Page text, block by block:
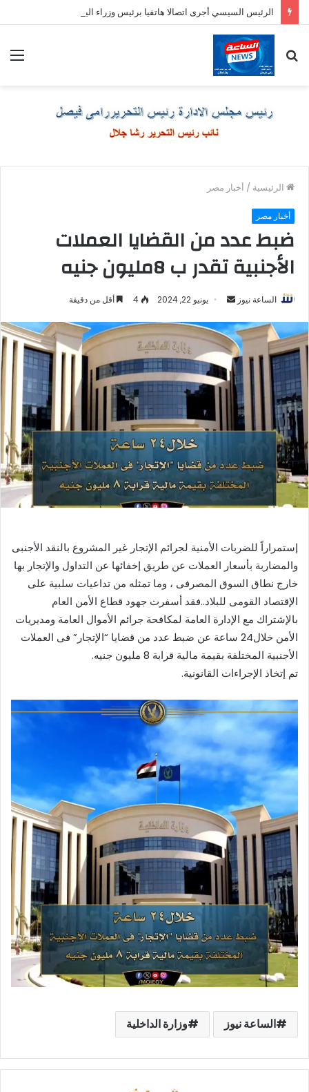
الرئيس السيسي أجرى اتصالا هاتفيا برئيس وزراء اليونان
عن
الرئيسية / أخبار مصر
أخبار مصر
ضبط عدد من القضايا العملات
الأجنبية تقدر ب 8مليون جنيه
الساعة نيوز
أرسل
إلكترونيا
يونيو 22, 2024 4 أقل من دقيقة
إستمراراً للضربات الأمنية لجرائم الإتجار غير المشروع بالنقد الأجنبى
والمضاربة بأسعار العملات عن طريق إخفائها عن التداول والإتجار بها
خارج نطاق السوق المصرفى ، وما تمثله من تداعيات سلبية على
الإقتصاد القومى للبلاد..فقد أسفرت جهود قطاع الأمن العام
بالإشتراك مع الإدارة العامة لمكافحة جرائم الأموال العامة ومديريات
الأمن خلال24 ساعة عن ضبط عدد من قضايا “الإتجار” فى العملات
الأجنبية المختلفة بقيمة مالية قرابة 8 مليون جنيه.
تم إتخاذ الإجراءات القانونية.
الساعة نيوز وزارة الداخلية